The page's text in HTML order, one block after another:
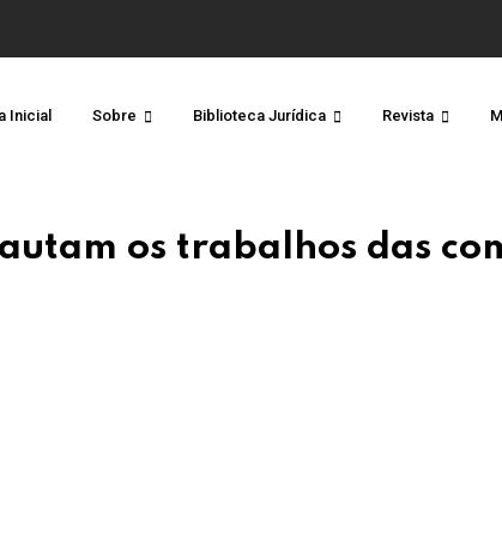
Inicial Sobre Biblioteca Jurídica Revista
os trabalhos das